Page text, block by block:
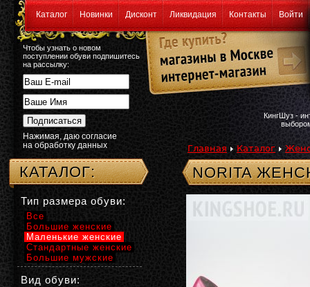
Каталог Новинки Дисконт Ликвидация Контакты Войти
Чтобы узнать о новом
поступлении обуви подпишитесь
на рассылку:
Нажимая, даю согласие
на обработку данных
КингШуз -
Главная Каталог
NORITA
КАТАЛОГ:
Тип размера обуви:
Все
Большие женские
Маленькие женские
Стандартные женские
Большие мужские
Вид обуви: